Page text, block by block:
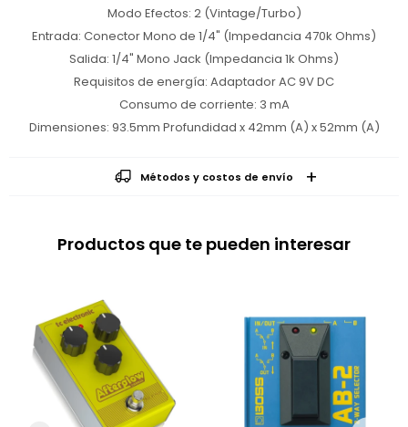
Modo Efectos: 2 (Vintage/Turbo)
Entrada: Conector Mono de 1/4" (Impedancia 470k Ohms)
Salida: 1/4" Mono Jack (Impedancia 1k Ohms)
Requisitos de energía: Adaptador AC 9V DC
Consumo de corriente: 3 mA
Dimensiones: 93.5mm Profundidad x 42mm (A) x 52mm (A)
Métodos y costos de envío
Productos que te pueden interesar